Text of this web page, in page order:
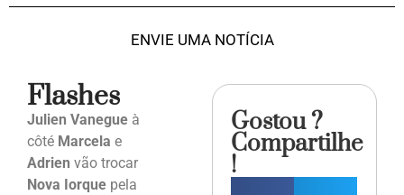
ENVIE UMA NOTÍCIA
Flashes
Julien Vanegue à
côté Marcela e
Adrien vão trocar
Nova Iorque pela
Gostou ?
Compartilhe
!